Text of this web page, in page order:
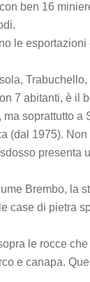
ben 16
le
7 abitanti, è il
soprattutto
(dal 1975).
presenta
Brembo, la
di pietra
le rocce
e canapa.